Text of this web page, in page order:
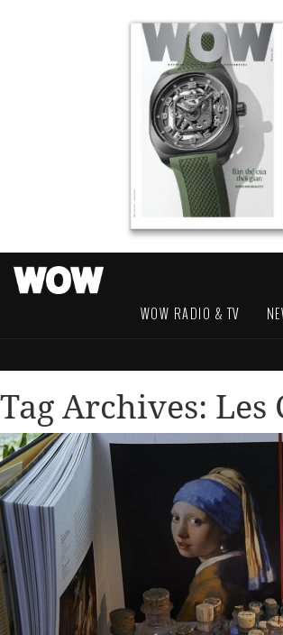
WOW RADIO & TV
Tag Archives: Les